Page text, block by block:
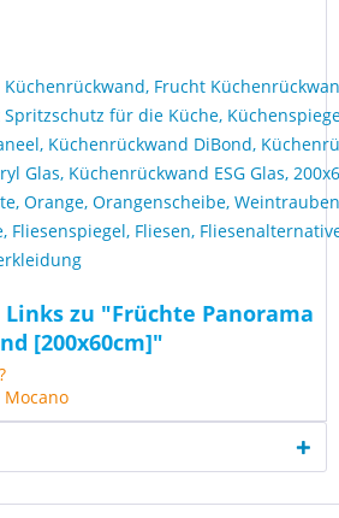
Frucht
für die Küche,
Küchenrückwand DiBond,
Glas, Küchenrückwand ESG Glas,
Orange, Orangenscheibe,
Fliesenspiegel, Fliesen,
zu "Früchte Panorama
[200x60cm]"